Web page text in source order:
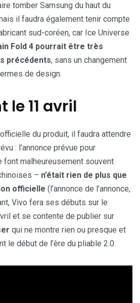
tomber Samsung du haut du
il faudra également tenir compte
sud-coréen, car Ice Universe
Fold 4 pourrait être très
précédents, sans un changement
de design.
le 11 avril
du produit, il faudra attendre
: l’annonce prévue pour
font malheureusement souvent
– n’était rien de plus que
officielle (l’annonce de l’annonce,
Vivo fera ses débuts sur le
et se contente de publier sur
qui ne montre rien ou presque et
le début de l’ère du pliable 2.0.